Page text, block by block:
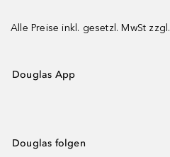
Alle Preise inkl. gesetzl. MwSt zzgl.
Douglas App
Douglas folgen